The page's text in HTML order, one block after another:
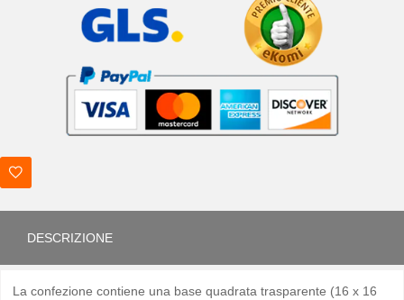
DESCRIZIONE
La confezione contiene una base quadrata trasparente (16 x 16